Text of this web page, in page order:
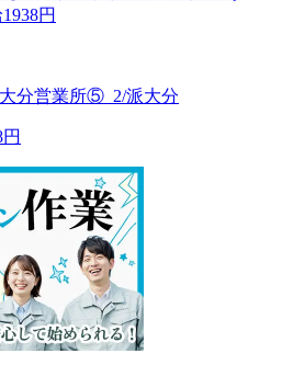
円
分営業所⑤_2/派大分